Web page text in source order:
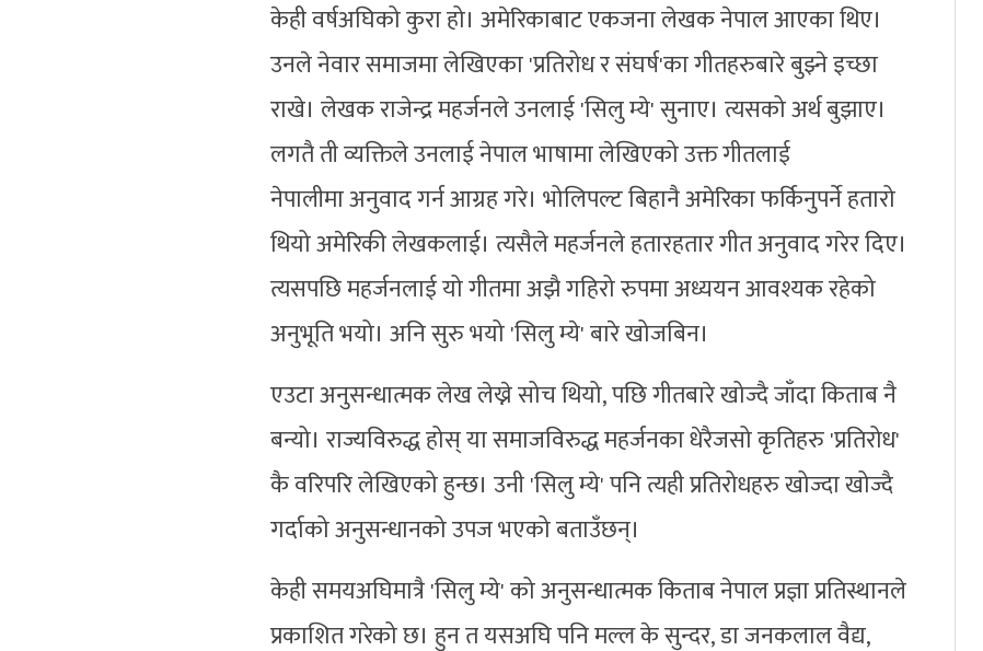
केही वर्षअघिको कुरा हो। अमेरिकाबाट एकजना लेखक नेपाल आएका थिए।
उनले नेवार समाजमा लेखिएका 'प्रतिरोध र संघर्ष'का गीतहरुबारे बुझ्ने इच्छा
राखे। लेखक राजेन्द्र महर्जनले उनलाई 'सिलु म्ये' सुनाए। त्यसको अर्थ बुझाए।
लगतै ती व्यक्तिले उनलाई नेपाल भाषामा लेखिएको उक्त गीतलाई
नेपालीमा अनुवाद गर्न आग्रह गरे। भोलिपल्ट बिहानै अमेरिका फर्किनुपर्ने हतारो
थियो अमेरिकी लेखकलाई। त्यसैले महर्जनले हतारहतार गीत अनुवाद गरेर दिए।
त्यसपछि महर्जनलाई यो गीतमा अझै गहिरो रुपमा अध्ययन आवश्यक रहेको
अनुभूति भयो। अनि सुरु भयो 'सिलु म्ये' बारे खोजबिन।
एउटा अनुसन्धात्मक लेख लेख्ने सोच थियो, पछि गीतबारे खोज्दै जाँदा किताब नै
बन्यो। राज्यविरुद्ध होस् या समाजविरुद्ध महर्जनका धेरैजसो कृतिहरु 'प्रतिरोध'
कै वरिपरि लेखिएको हुन्छ। उनी 'सिलु म्ये' पनि त्यही प्रतिरोधहरु खोज्दा खोज्दै
गर्दाको अनुसन्धानको उपज भएको बताउँछन्।
केही समयअघिमात्रै 'सिलु म्ये' को अनुसन्धात्मक किताब नेपाल प्रज्ञा प्रतिस्थानले
प्रकाशित गरेको छ। हुन त यसअघि पनि मल्ल के सुन्दर, डा जनकलाल वैद्य,